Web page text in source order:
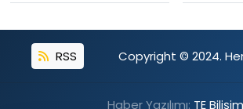
RSS Copyright © 2024. Her
Haber Yazılımı: TE Bilişim